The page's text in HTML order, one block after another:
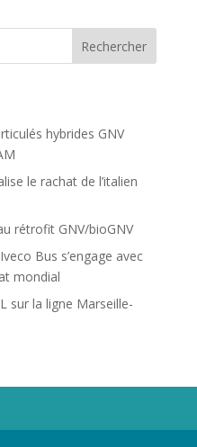
Rechercher
hybrides GNV
le rachat de l’italien
rétrofit GNV/bioGNV
Bus s’engage avec
mondial
sur la ligne Marseille-
Lot-et-Garonne. Voir